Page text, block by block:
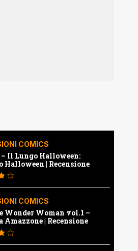
COMICS
Il Lungo Halloween:
Halloween | Recensione
COMICS
Wonder Woman vol.1 –
Amazzone | Recensione